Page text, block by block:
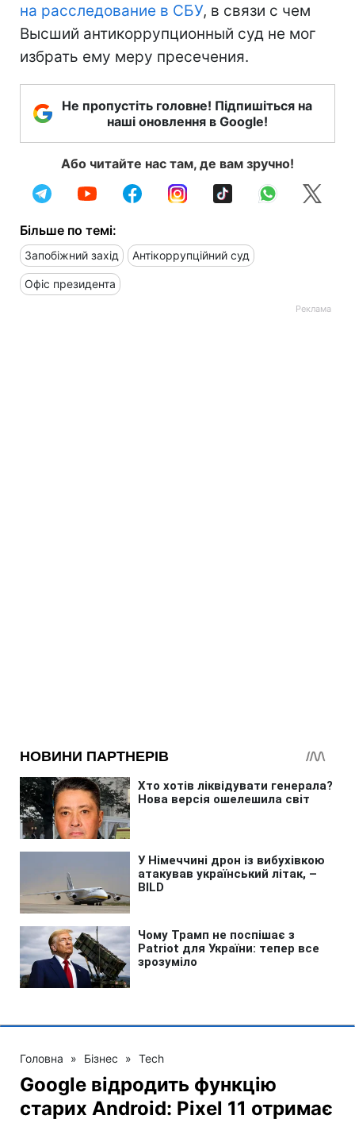
на расследование в СБУ, в связи с чем
Высший антикоррупционный суд не мог
избрать ему меру пресечения.
Не пропустіть головне! Підпишіться на
наші оновлення в Google!
Або читайте нас там, де вам зручно!
Більше по темі:
Запобіжний захід Антікоррупційний суд
Офіс президента
Головна » Бізнес » Tech
Google відродить функцію
старих Android: Pixel 11 отримає